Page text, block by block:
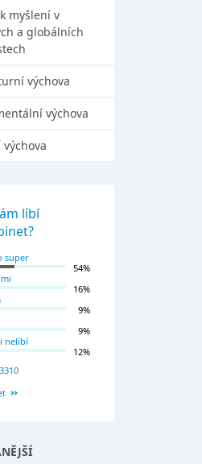
myšlení v
a globálních
výchova
výchova
líbí
super
54%
16%
9%
9%
nelíbí
12%